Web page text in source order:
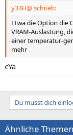
y33H@ schrieb:
Etwa die Option die
VRAM-Auslastung,
einer temperatur-
mehr
cYa
Du musst dich
Ähnliche Themen